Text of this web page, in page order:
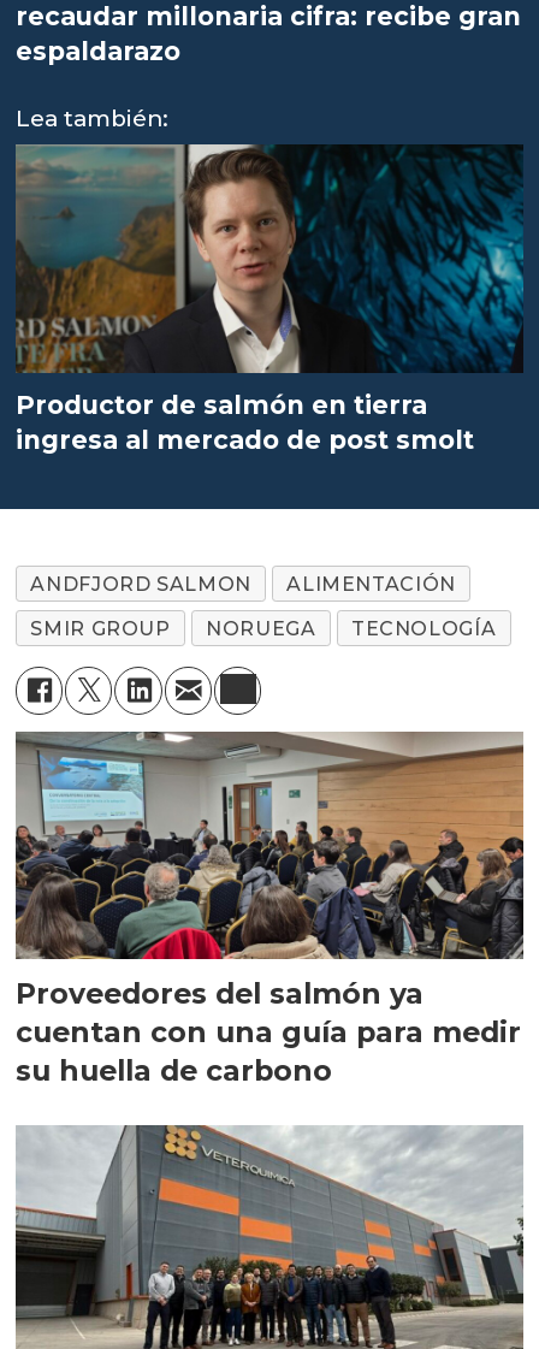
recaudar millonaria cifra: recibe gran
espaldarazo
Lea también:
Productor de salmón en tierra
ingresa al mercado de post smolt
ANDFJORD SALMON
ALIMENTACIÓN
SMIR GROUP
NORUEGA TECNOLOGÍA
Proveedores del salmón ya
cuentan con una guía para medir
su huella de carbono